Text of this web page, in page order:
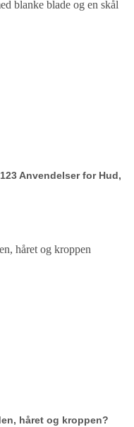
Anvendelser for Hud,
håret og kroppen?